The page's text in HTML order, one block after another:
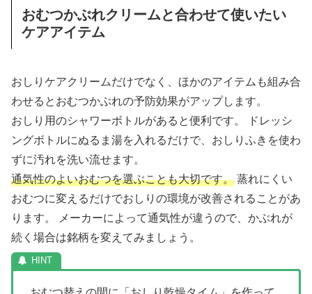
おむつかぶれクリームと合わせて使いたい
ケアアイテム
おしりケアクリームだけでなく、ほかのアイテムも組み合
わせるとおむつかぶれの予防効果がアップします。
おしり用のシャワーボトルがあると便利です。 ドレッシ
ングボトルにぬるま湯を入れるだけで、おしりふきを使わ
ずに汚れを洗い流せます。
通気性のよいおむつを選ぶことも大切です。蒸れにくい
おむつに変えるだけでおしりの環境が改善されることがあ
ります。 メーカーによって通気性が違うので、かぶれが
続く場合は銘柄を変えてみましょう。